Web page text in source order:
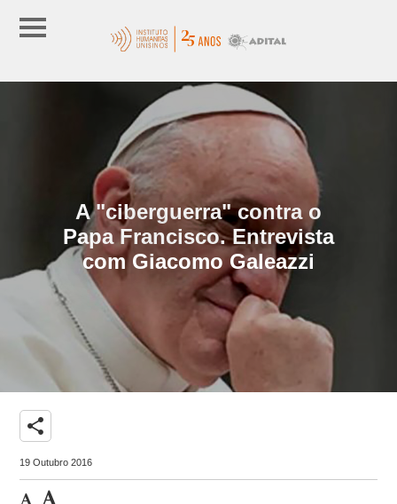
A "ciberguerra" contra o
Papa Francisco. Entrevista
com Giacomo Galeazzi
share
19 Outubro 2016